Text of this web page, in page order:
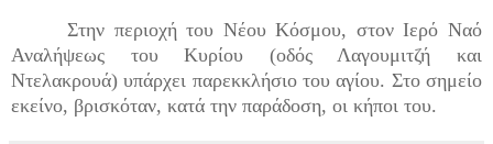
Στην περιοχή του Νέου Κόσμου, στον Ιερό Ναό
Αναλήψεως του Κυρίου (οδός Λαγουμιτζή και
Ντελακρουά) υπάρχει παρεκκλήσιο του αγίου. Στο σημείο
εκείνο, βρισκόταν, κατά την παράδοση, οι κήποι του.